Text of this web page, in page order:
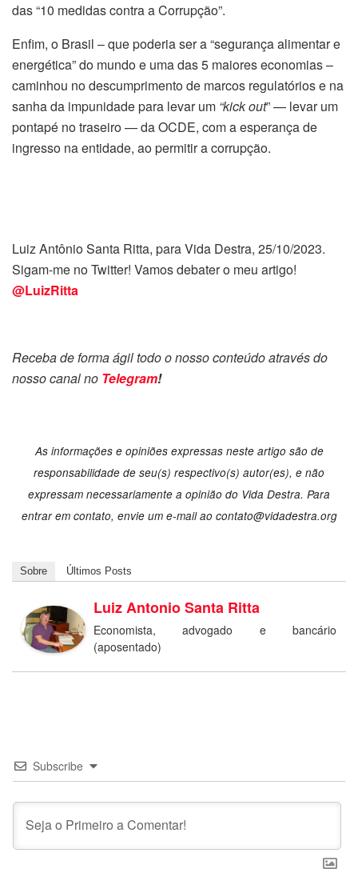
das “10 medidas contra a Corrupção”.
Enfim, o Brasil – que poderia ser a “segurança alimentar e
energética” do mundo e uma das 5 maiores economias –
caminhou no descumprimento de marcos regulatórios e na
sanha da impunidade para levar um “kick out” — levar um
pontapé no traseiro — da OCDE, com a esperança de
ingresso na entidade, ao permitir a corrupção.
Luiz Antônio Santa Ritta, para Vida Destra, 25/10/2023.
Sigam-me no Twitter! Vamos debater o meu artigo!
@LuizRitta
Receba de forma ágil todo o nosso conteúdo através do
nosso canal no Telegram!
As informações e opiniões expressas neste artigo são de
responsabilidade de seu(s) respectivo(s) autor(es), e não
expressam necessariamente a opinião do Vida Destra. Para
entrar em contato, envie um e-mail ao contato@vidadestra.org
Sobre Últimos Posts
Luiz Antonio Santa Ritta
Economista, advogado e bancário
(aposentado)
Subscribe